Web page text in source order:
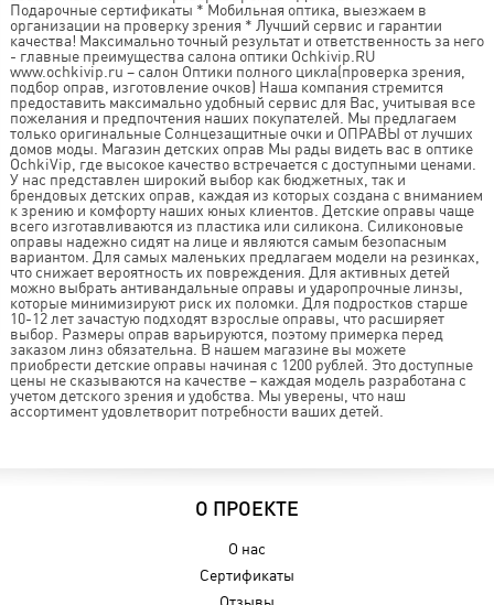
Подарочные сертификаты * Мобильная оптика, выезжаем в
организации на проверку зрения * Лучший сервис и гарантии
качества! Максимально точный результат и ответственность за него
- главные преимущества салона оптики Ochkivip.RU
www.ochkivip.ru – салон Оптики полного цикла(проверка зрения,
подбор оправ, изготовление очков) Наша компания стремится
предоставить максимально удобный сервис для Вас, учитывая все
пожелания и предпочтения наших покупателей. Мы предлагаем
только оригинальные Солнцезащитные очки и ОПРАВЫ от лучших
домов моды. Магазин детских оправ Мы рады видеть вас в оптике
OchkiVip, где высокое качество встречается с доступными ценами.
У нас представлен широкий выбор как бюджетных, так и
брендовых детских оправ, каждая из которых создана с вниманием
к зрению и комфорту наших юных клиентов. Детские оправы чаще
всего изготавливаются из пластика или силикона. Силиконовые
оправы надежно сидят на лице и являются самым безопасным
вариантом. Для самых маленьких предлагаем модели на резинках,
что снижает вероятность их повреждения. Для активных детей
можно выбрать антивандальные оправы и ударопрочные линзы,
которые минимизируют риск их поломки. Для подростков старше
10-12 лет зачастую подходят взрослые оправы, что расширяет
выбор. Размеры оправ варьируются, поэтому примерка перед
заказом линз обязательна. В нашем магазине вы можете
приобрести детские оправы начиная с 1200 рублей. Это доступные
цены не сказываются на качестве – каждая модель разработана с
учетом детского зрения и удобства. Мы уверены, что наш
ассортимент удовлетворит потребности ваших детей.
О ПРОЕКТЕ
О нас
Сертификаты